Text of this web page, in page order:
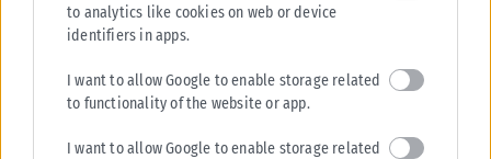
to analytics like cookies on web or device
identifiers in apps.
I want to allow Google to enable storage related
to functionality of the website or app.
I want to allow Google to enable storage related